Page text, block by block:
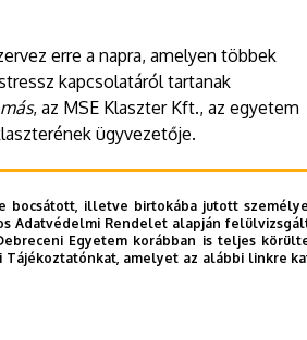
erre a napra, amelyen többek
kapcsolatáról tartanak
, az MSE Klaszter Kft., az egyetem
ügyvezetője.
bocsátott, illetve birtokába jutott
Adatvédelmi Rendelet alapján
Egyetem korábban is teljes
Tájékoztatónkat, amelyet az alábbi linkre